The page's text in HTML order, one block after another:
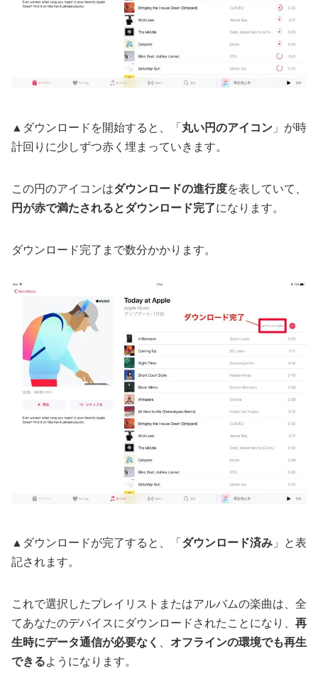
▲ダウンロードを開始すると、「 丸い円のアイコン 」が時
計回りに少しずつ赤く埋まっていきます。
この円のアイコンはダウンロードの進行度を表していて、
円が赤で満たされるとダウンロード完了になります。
ダウンロード完了まで数分かかります。
▲ダウンロードが完了すると、「 ダウンロード済み 」と表
記されます。
これで選択したプレイリストまたはアルバムの楽曲は、全
てあなたのデバイスにダウンロードされたことになり、 再
生時にデータ通信が必要なく
オフラインの環境でも再生
できるようになります。